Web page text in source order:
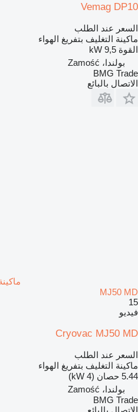
Vemag DP10
السعر عند الطلب
ماكينة التغليف بتفريغ الهواء
القوة 9,5 kW
بولندا، Zamość
BMG Trade
الاتصال بالبائع
MJ50 MD
15
فيديو
Cryovac MJ50 MD
السعر عند الطلب
ماكينة التغليف بتفريغ الهواء
5.44 حصان (4 kW)
بولندا، Zamość
BMG Trade
الاتصال بالبائع